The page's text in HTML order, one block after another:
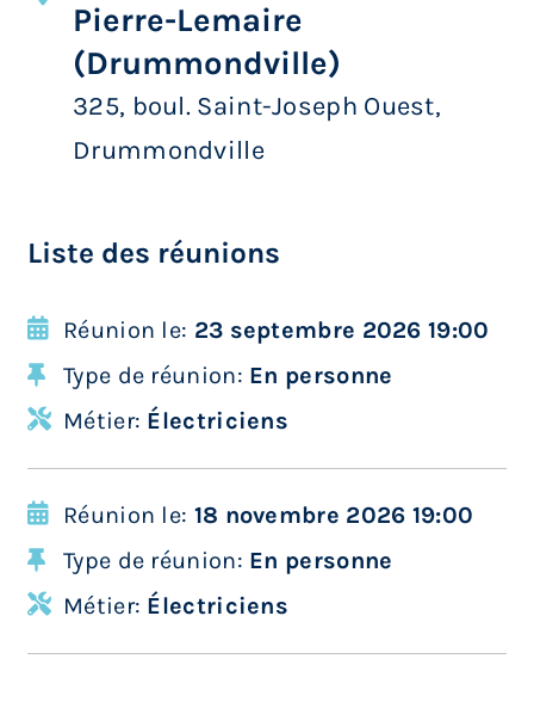
Pierre-Lemaire
(Drummondville)
325, boul. Saint-Joseph Ouest,
Drummondville
Liste des réunions
Réunion le: 23 septembre 2026 19:00
Type de réunion: En personne
Métier: Électriciens
Réunion le: 18 novembre 2026 19:00
Type de réunion: En personne
Métier: Électriciens